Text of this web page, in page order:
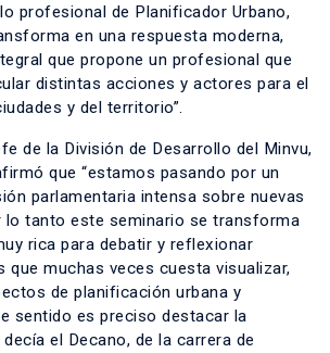
profesional de Planificador Urbano,
en una respuesta moderna,
que propone un profesional que
distintas acciones y actores para el
y del territorio”.
de la División de Desarrollo del Minvu,
que “estamos pasando por un
parlamentaria intensa sobre nuevas
lo tanto este seminario se transforma
rica para debatir y reflexionar
que muchas veces cuesta visualizar,
de planificación urbana y
sentido es preciso destacar la
el Decano, de la carrera de